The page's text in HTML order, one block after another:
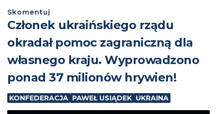
Skomentuj
Członek ukraińskiego rządu
okradał pomoc zagraniczną dla
własnego kraju. Wyprowadzono
ponad 37 milionów hrywien!
KONFEDERACJA PAWEŁ USIĄDEK UKRAINA